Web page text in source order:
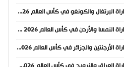
موعد مباراة البرتغال والكونغو في كأس العالم 2026 والقنوات الناقلة
موعد مباراة النمسا والأردن في كأس العالم 2026 والقنوات الناقلة
موعد مباراة الأرجنتين والجزائر في كأس العالم 2026 والقنوات الناقلة